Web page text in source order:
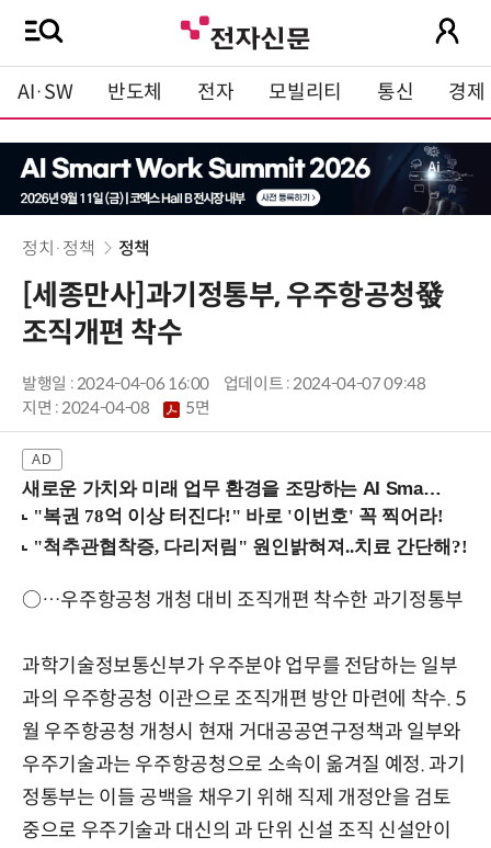
AI·SW 반도체 전자 모빌리티 통신 경제
정치·정책 정책
[세종만사]과기정통부, 우주항공청發
조직개편 착수
발행일 : 2024-04-06 16:00
업데이트 : 2024-04-07 09:48
지면 :2024-04-08 5면
새로운 가치와 미래 업무 환경을 조망하는 AI Smart Work Summit 2026 (9/11 코엑스)
○…우주항공청 개청 대비 조직개편 착수한 과기정통부
과학기술정보통신부가 우주분야 업무를 전담하는 일부
과의 우주항공청 이관으로 조직개편 방안 마련에 착수. 5
월 우주항공청 개청시 현재 거대공공연구정책과 일부와
우주기술과는 우주항공청으로 소속이 옮겨질 예정. 과기
정통부는 이들 공백을 채우기 위해 직제 개정안을 검토
중으로 우주기술과 대신의 과 단위 신설 조직 신설안이